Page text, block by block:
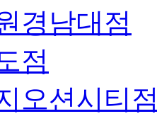
경남대점
점
오션시티